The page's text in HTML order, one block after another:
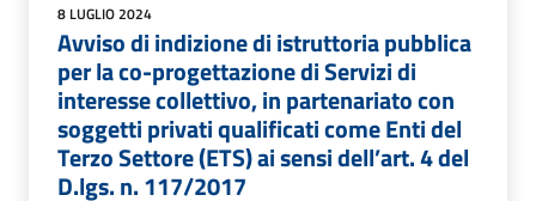
8 LUGLIO 2024
Avviso di indizione di istruttoria pubblica
per la co-progettazione di Servizi di
interesse collettivo, in partenariato con
soggetti privati qualificati come Enti del
Terzo Settore (ETS) ai sensi dell’art. 4 del
D.lgs. n. 117/2017